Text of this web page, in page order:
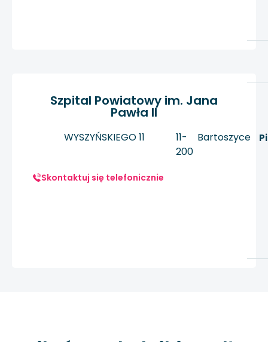
Szpital Powiatowy im. Jana
Pawła II
WYSZYŃSKIEGO 11
11-
200
Bartoszyce
Skontaktuj się telefonicznie